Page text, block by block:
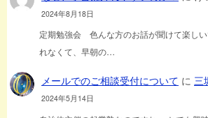
2024年8月18日
定期勉強会 色んな方のお話が聞けて楽し
れなくて、早朝の…
メールでのご相談受付について に 三
2024年5月14日